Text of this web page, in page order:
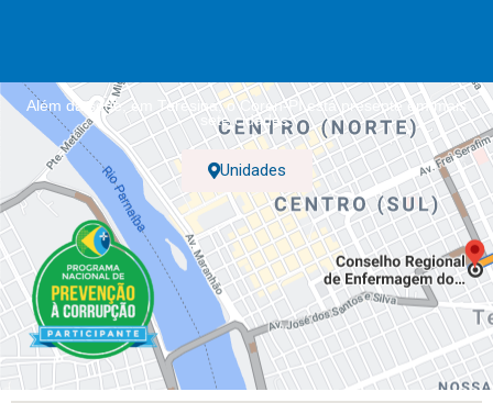
Além da sede, em Teresina, o Coren-PI está presente em mais
sete cidades.
Unidades